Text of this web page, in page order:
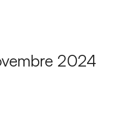
2024